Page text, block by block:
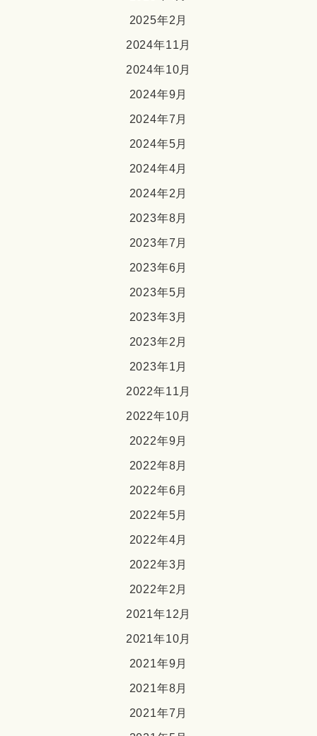
2025年2月
2024年11月
2024年10月
2024年9月
2024年7月
2024年5月
2024年4月
2024年2月
2023年8月
2023年7月
2023年6月
2023年5月
2023年3月
2023年2月
2023年1月
2022年11月
2022年10月
2022年9月
2022年8月
2022年6月
2022年5月
2022年4月
2022年3月
2022年2月
2021年12月
2021年10月
2021年9月
2021年8月
2021年7月